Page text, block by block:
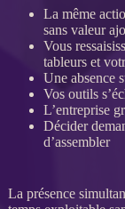
La même
sans valeur
Vous
tableurs et
Une absence
Vos outils
L’entreprise
Décider
d’assembler
La présence